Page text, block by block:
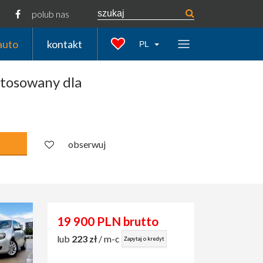
polub nas
kontakt PL
dla
obserwuj
19 900 PLN brutto
lub 223 zł / m-c Zapytaj o kredyt